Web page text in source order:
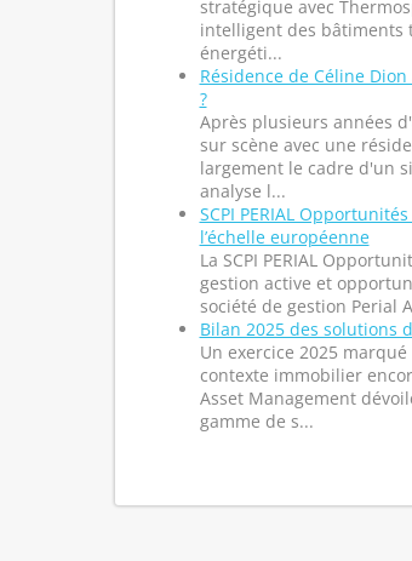
stratégique avec
intelligent des bâtiments
énergéti...
Résidence de Céline
?
Après plusieurs années
sur scène avec une
largement le cadre d'un
analyse l...
SCPI PERIAL
l’échelle européenne
La SCPI PERIAL
gestion active et
société de gestion Perial
Bilan 2025 des solutions
Un exercice 2025
contexte immobilier
Asset Management
gamme de s...